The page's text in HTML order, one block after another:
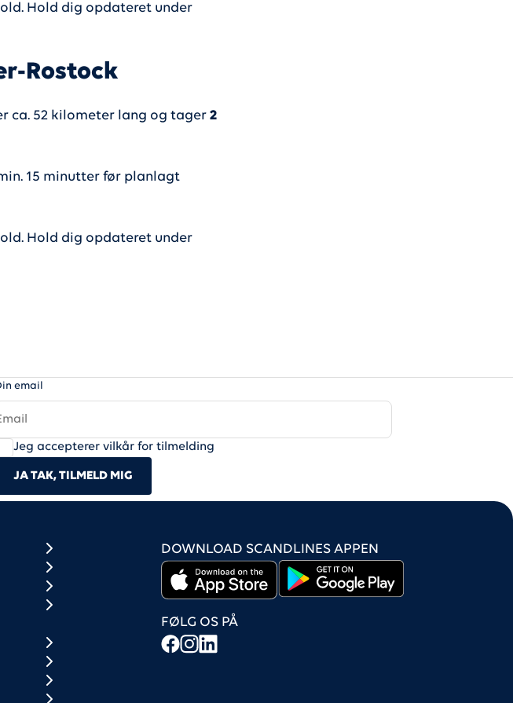
Hold dig opdateret under
Rostock
ca. 52 kilometer lang og tager 2
15 minutter før planlagt
Hold dig opdateret under
email
Jeg accepterer vilkår for tilmelding
JA TAK, TILMELD MIG
DOWNLOAD SCANDLINES APPEN
FØLG OS PÅ